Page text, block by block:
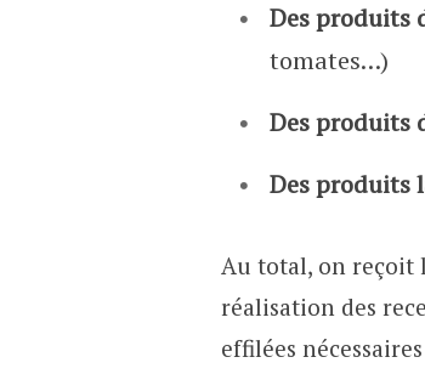
Des produits
tomates…)
Des produits
Des produits
Au total, on reçoit
réalisation des
effilées